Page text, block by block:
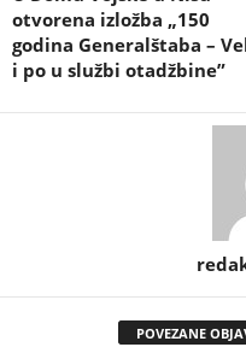
otvorena izložba „150
godina Generalštaba –
i po u službi otadžbine”
POVEZANE